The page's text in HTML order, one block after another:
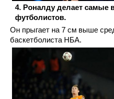
Роналду делает самые
футболистов.
Он прыгает на 7 см выше
баскетболиста НБА.